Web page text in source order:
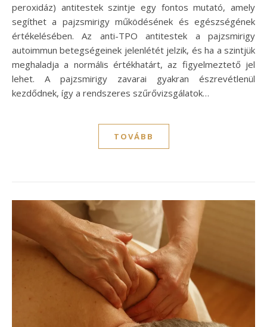
peroxidáz) antitestek szintje egy fontos mutató, amely
segíthet a pajzsmirigy működésének és egészségének
értékelésében. Az anti-TPO antitestek a pajzsmirigy
autoimmun betegségeinek jelenlétét jelzik, és ha a szintjük
meghaladja a normális értékhatárt, az figyelmeztető jel
lehet. A pajzsmirigy zavarai gyakran észrevétlenül
kezdődnek, így a rendszeres szűrővizsgálatok…
TOVÁBB